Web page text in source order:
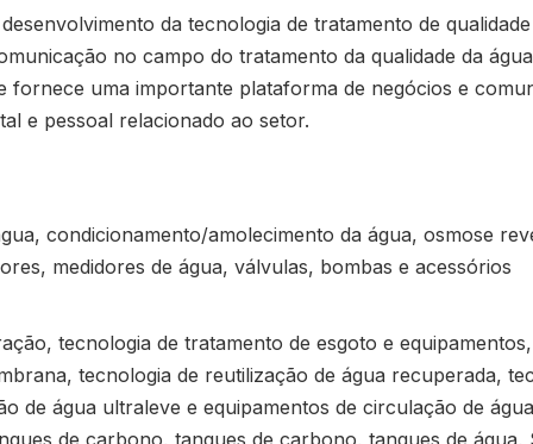
da tecnologia de tratamento de
no campo do tratamento da qualidade da
uma importante plataforma de negócios e
e pessoal relacionado ao setor.
condicionamento/amolecimento da água, osmose
medidores de água, válvulas, bombas e acessórios
tecnologia de tratamento de esgoto e
tecnologia de reutilização de água recuperada,
de água ultraleve e equipamentos de circulação de